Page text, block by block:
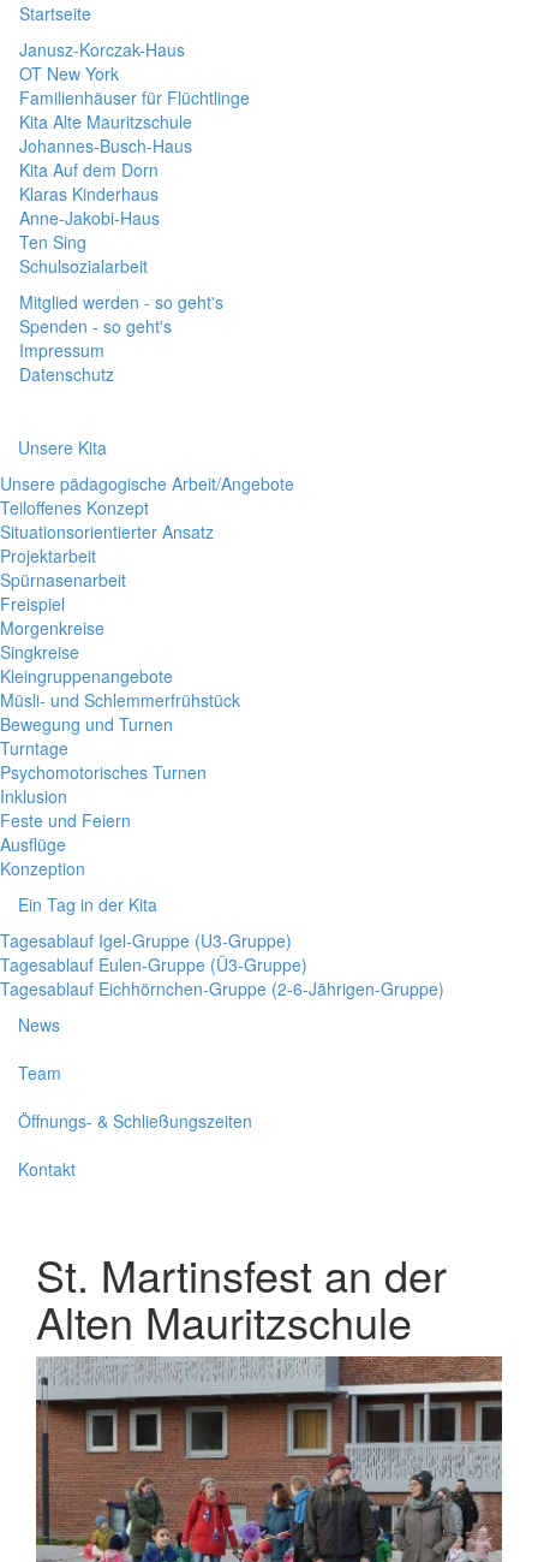
Startseite
Janusz-Korczak-Haus
OT New York
Familienhäuser für Flüchtlinge
Kita Alte Mauritzschule
Johannes-Busch-Haus
Kita Auf dem Dorn
Klaras Kinderhaus
Anne-Jakobi-Haus
Ten Sing
Schulsozialarbeit
Mitglied werden - so geht's
Spenden - so geht's
Impressum
Datenschutz
Unsere Kita
Unsere pädagogische Arbeit/Angebote
Teiloffenes Konzept
Situationsorientierter Ansatz
Projektarbeit
Spürnasenarbeit
Freispiel
Morgenkreise
Singkreise
Kleingruppenangebote
Müsli- und Schlemmerfrühstück
Bewegung und Turnen
Turntage
Psychomotorisches Turnen
Inklusion
Feste und Feiern
Ausflüge
Konzeption
Ein Tag in der Kita
Tagesablauf Igel-Gruppe (U3-Gruppe)
Tagesablauf Eulen-Gruppe (Ü3-Gruppe)
Tagesablauf Eichhörnchen-Gruppe (2-6-Jährigen-Gruppe)
News
Team
Öffnungs- & Schließungszeiten
Kontakt
St. Martinsfest an der
Alten Mauritzschule